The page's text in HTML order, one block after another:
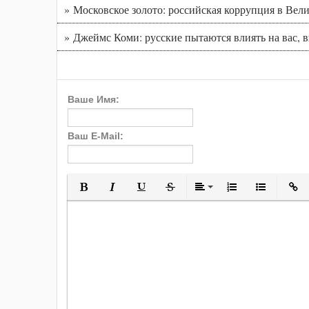
» Московское золото: российская коррупция в
» Джеймс Коми: русские пытаются влиять на вас,
Ваше Имя:
Ваш E-Mail:
Полужирный
КурсивПодчеркнутый
Зачеркнутый